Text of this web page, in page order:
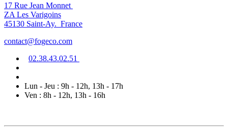
17 Rue Jean Monnet
ZA Les Varigoins
45130 Saint-Ay. France
contact@fogeco.com
02.38.43.02.51
Lun - Jeu : 9h - 12h, 13h - 17h
Ven : 8h - 12h, 13h - 16h